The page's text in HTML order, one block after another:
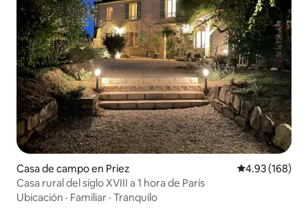
Casa de campo en Priez Calificación
4.93 (168)
Casa rural del siglo XVIII a 1 hora de París
Ubicación · Familiar · Tranquilo